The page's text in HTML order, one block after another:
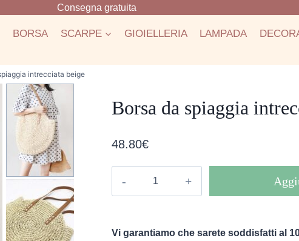
Consegna gratuita
BORSA SCARPE GIOIELLERIA LAMPADA
intrecciata beige
Borsa da spiaggia
48.80€
beige
Vi garantiamo che sarete soddisfatti al